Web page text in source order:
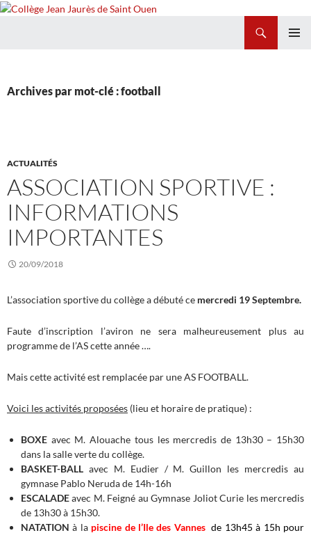
Archives par mot-clé : football
ACTUALITÉS
ASSOCIATION SPORTIVE :
INFORMATIONS
IMPORTANTES
20/09/2018
L’association sportive du collège a débuté ce mercredi 19 Septembre.
Faute d’inscription l’aviron ne sera malheureusement plus au
programme de l’AS cette année ….
Mais cette activité est remplacée par une AS FOOTBALL.
Voici les activités proposées (lieu et horaire de pratique) :
BOXE avec M. Alouache tous les mercredis de 13h30 – 15h30
dans la salle verte du collège.
BASKET-BALL avec M. Eudier / M. Guillon les mercredis au
gymnase Pablo Neruda de 14h-16h
ESCALADEavec M. Feigné au Gymnase Joliot Curie les mercredis
de 13h30 à 15h30.
NATATION à la piscine de l’Ile des Vannesde 13h45 à 15h pour